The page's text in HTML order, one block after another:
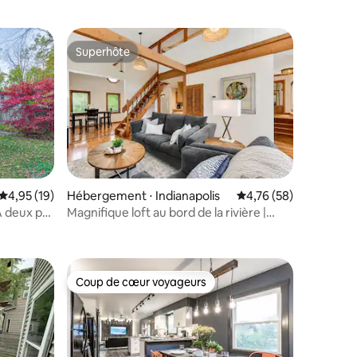
: 4,99 sur 5
moyenne sur la base de 19 commentaires : 4,95 sur 5
4,95 (19)
pas
Superhôte
Superhôte
Hébergement ⋅ Indianapolis Évaluation moyenne
4,76 (58)
Magnifique loft au bord de la rivière |
Coup de cœur voyageurs
Coup de cœur voyageurs